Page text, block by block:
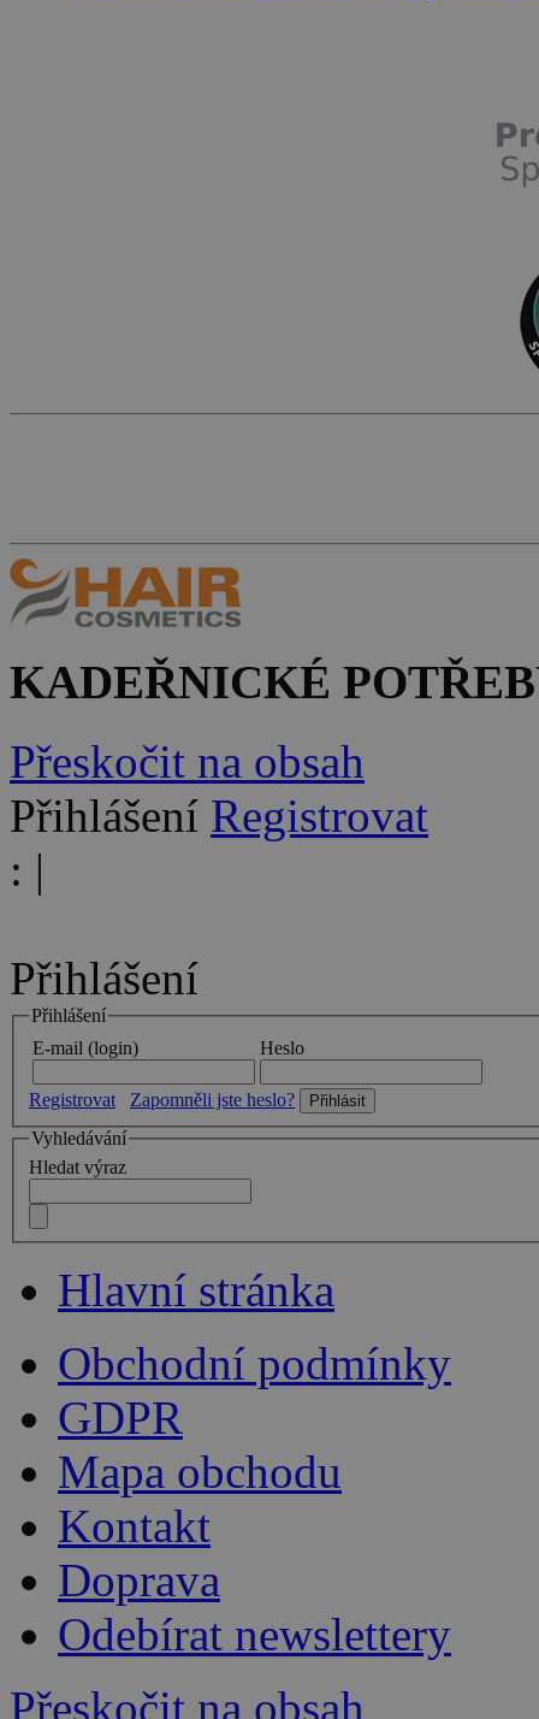
KADEŘNICKÉ
Přeskočit na obsah
Přihlášení Registrovat
: |
Přihlášení
Přihlášení
E-mail (login)
Heslo
Registrovat
Zapomněli jste heslo?
Vyhledávání
Hledat výraz
Hlavní stránka
Obchodní podmínky
GDPR
Mapa obchodu
Kontakt
Doprava
Odebírat newslettery
Přeskočit na obsah